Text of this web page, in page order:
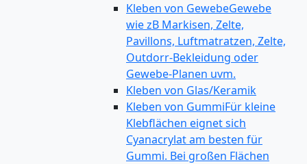
Kleben von GewebeGewebe
wie zB Markisen, Zelte,
Pavillons, Luftmatratzen, Zelte,
Outdorr-Bekleidung oder
Gewebe-Planen uvm.
Kleben von Glas/Keramik
Kleben von GummiFür kleine
Klebflächen eignet sich
Cyanacrylat am besten für
Gummi. Bei großen Flächen